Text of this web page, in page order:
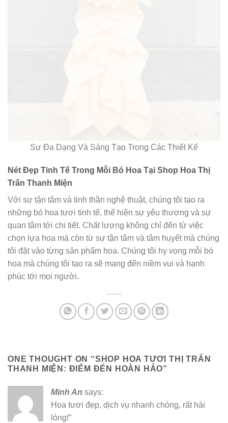
Sự Đa Dạng Và Sáng Tạo Trong Các Thiết Kế
Nét Đẹp Tinh Tế Trong Mỗi Bó Hoa Tại Shop Hoa Thị
Trấn Thanh Miện
Với sự tận tâm và tinh thần nghệ thuật, chúng tôi tạo ra
những bó hoa tươi tinh tế, thể hiện sự yêu thương và sự
quan tâm tới chi tiết. Chất lượng không chỉ đến từ việc
chọn lựa hoa mà còn từ sự tận tâm và tâm huyết mà chúng
tôi đặt vào từng sản phẩm hoa. Chúng tôi hy vọng mỗi bó
hoa mà chúng tôi tạo ra sẽ mang đến niềm vui và hạnh
phúc tới mọi người.
ONE THOUGHT ON “SHOP HOA TƯƠI THỊ TRẤN
THANH MIỆN: ĐIỂM ĐẾN HOÀN HẢO”
Minh An says:
Hoa tươi đẹp, dịch vụ nhanh chóng, rất hài
lòng!”